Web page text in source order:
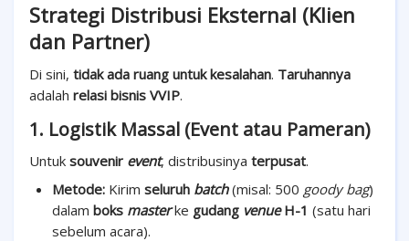
Strategi Distribusi Eksternal (Klien
dan Partner)
Di sini, tidak ada ruang untuk kesalahan. Taruhannya
adalah relasi bisnis VVIP.
1. Logistik Massal (Event atau Pameran)
Untuk souvenir event, distribusinya terpusat.
Metode: Kirim seluruh batch(misal: 500 goody bag)
dalam boks masterke gudang venueH-1 (satu hari
sebelum acara).